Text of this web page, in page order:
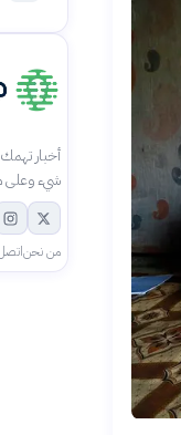
أخبار
شيء وعلى
من نحن